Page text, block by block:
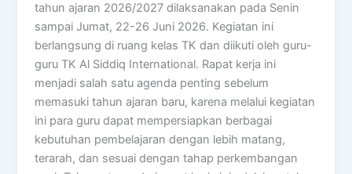
tahun ajaran 2026/2027 dilaksanakan pada Senin
sampai Jumat, 22-26 Juni 2026. Kegiatan ini
berlangsung di ruang kelas TK dan diikuti oleh guru-
guru TK Al Siddiq International. Rapat kerja ini
menjadi salah satu agenda penting sebelum
memasuki tahun ajaran baru, karena melalui kegiatan
ini para guru dapat mempersiapkan berbagai
kebutuhan pembelajaran dengan lebih matang,
terarah, dan sesuai dengan tahap perkembangan